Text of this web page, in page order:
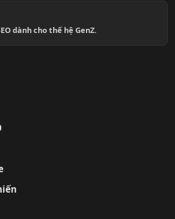
dành cho thế hệ GenZ.